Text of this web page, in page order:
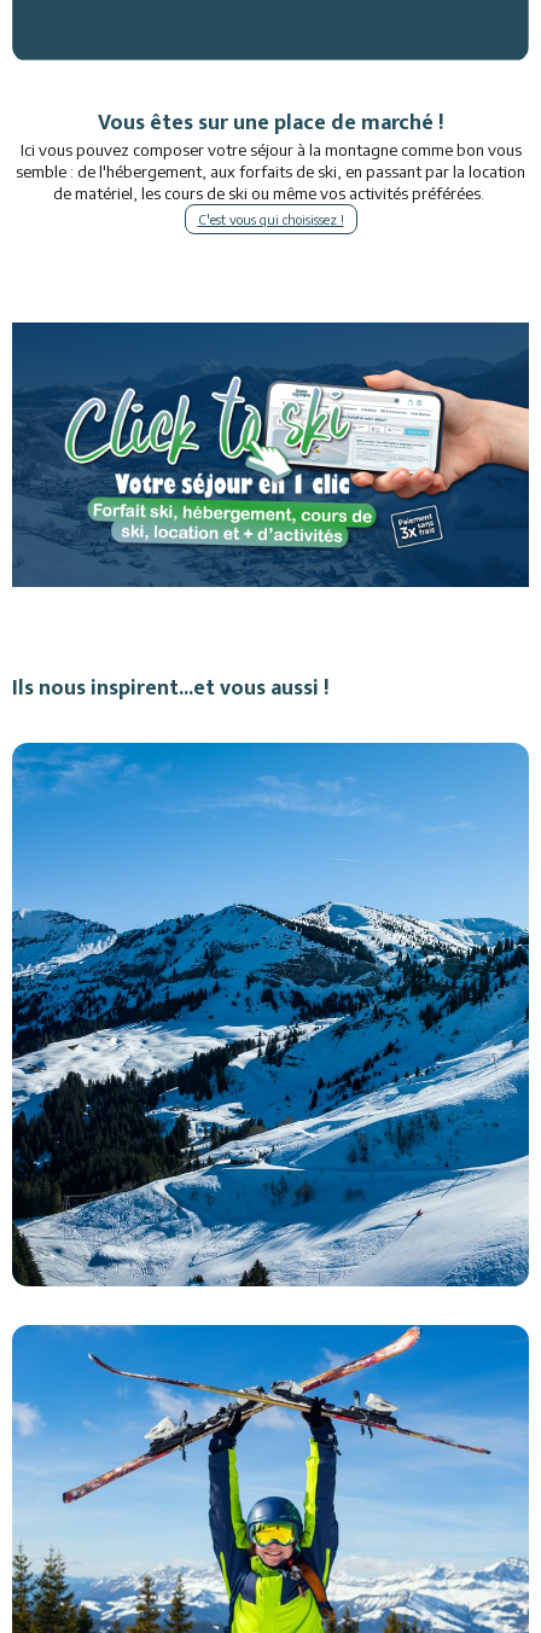
Vous êtes sur une place de marché !
Ici vous pouvez composer votre séjour à la montagne comme bon vous
semble : de l'hébergement, aux forfaits de ski, en passant par la location
de matériel, les cours de ski ou même vos activités préférées.
C'est vous qui choisissez !
Ils nous inspirent...et vous aussi !